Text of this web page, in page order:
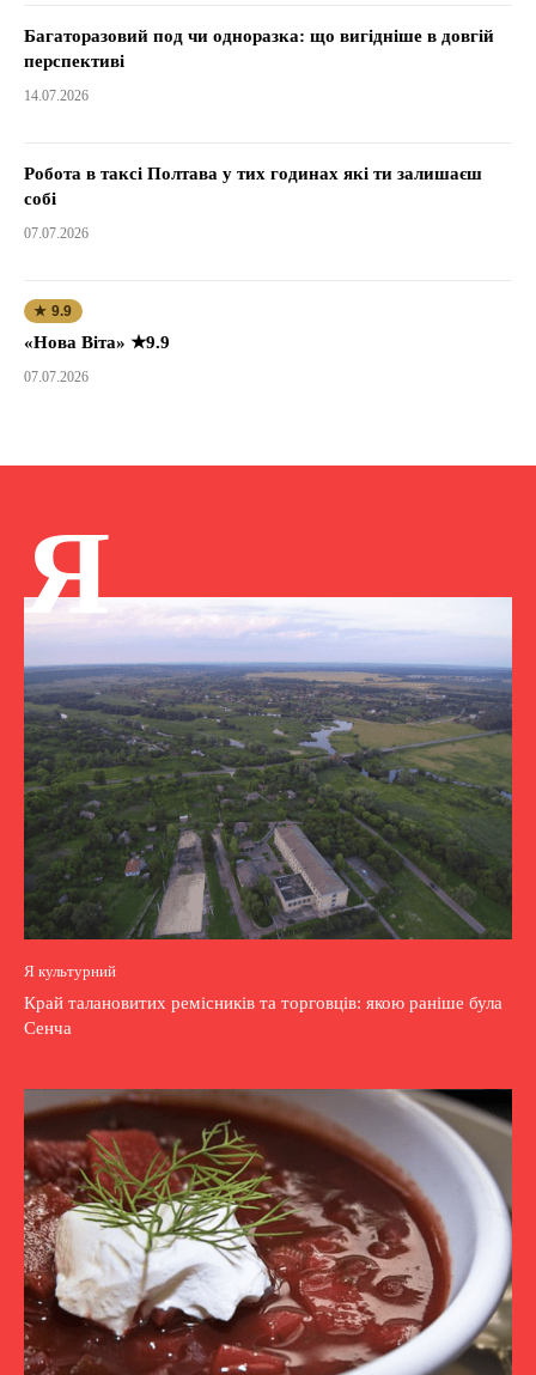
Багаторазовий под чи одноразка: що вигідніше в довгій
перспективі
14.07.2026
Робота в таксі Полтава у тих годинах які ти залишаєш
собі
07.07.2026
★ 9.9
«Нова Віта» ★9.9
07.07.2026
Я
Я культурний
Край талановитих ремісників та торговців: якою раніше була
Сенча